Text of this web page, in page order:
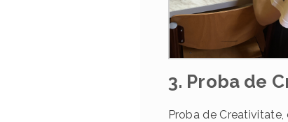
3. Proba de
Proba de